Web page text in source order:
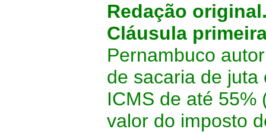
Redação
Cláusula
Pernambuco
de sacaria de
ICMS de até 55%
valor do imposto